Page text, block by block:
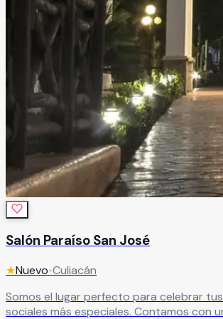
Salón Paraíso San José
★Nuevo•Culiacán
Somos el lugar perfecto para celebrar
sociales más especiales. Contamos con